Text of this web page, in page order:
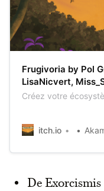
Frugivoria by Pol
LisaNicvert,
Créez votre
itch.io
De Exorcismis